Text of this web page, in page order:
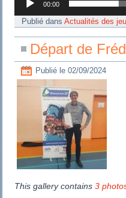
00:00
Publié dans Actualités des
Départ de
Publié le 02/09/2024
This gallery contains3